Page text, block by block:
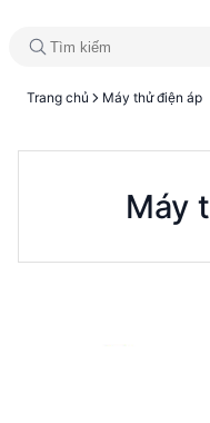
Trang chủ Máy thử điện áp
Máy